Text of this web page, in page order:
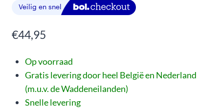
€44,95
Op voorraad
Gratis levering door heel België en Nederland
(m.u.v. de Waddeneilanden)
Snelle levering